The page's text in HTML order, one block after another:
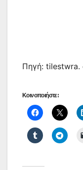
Πηγή: tilestwra.
Κοινοποιήστε: